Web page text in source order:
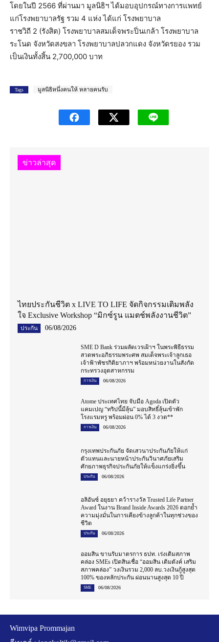
โดยในปี 2566 ที่ผ่านมา มูลนิธิฯ ได้มอบอุปกรณ์ทางการแพทย์
แก่โรงพยาบาลรัฐ รวม 4 แห่ง ได้แก่ โรงพยาบาล
ราชวิถี 2 (รังสิต) โรงพยาบาลสมเด็จพระปิ่นเกล้า โรงพยาบาล
ระโนด จังหวัดสงขลา โรงพยาบาลปลวกแดง จังหวัดรยอง รวม
เป็นเงินทั้งสิ้น 2,700,000 บาท
Tags มูลนิธิหนึ่งคนให้ หลายคนรับ
ข่าวล่าสุด
ไทยประกันชีวิต x LIVE TO LIFE จัดกิจกรรมเติมพลัง
ใจ Exclusive Workshop “มิกซ์รูน แมตช์พลังงานชีวิต”
ประกัน 06/08/2026
SME D Bank ร่วมผลัดเวรเฝ้าฯ ในพระพิธีธรรม
สวดพระอภิธรรมพระศพ สมเด็จพระเจ้าลูกเธอ
เจ้าฟ้าพัชรกิติยาภาฯ พร้อมหน่วยงานในสังกัด
กระทรวงอุตสาหกรรม
การเงิน 06/08/2026
Atome ประเทศไทย จับมือ Agoda เปิดตัว
แคมเปญ “ทริปนี้มีลุ้น” มอบสิทธิ์ลุ้นเข้าพัก
โรงแรมหรู พร้อมผ่อน 0% ได้ 3 งวด**
การเงิน 06/08/2026
กรุงเทพประกันภัย จัดเสวนาประกันภัยให้แก่
ตัวแทนและนายหน้าประกันวินาศภัยเสริม
ศักยภาพธุรกิจประกันภัยให้แข็งแกร่งยิ่งขึ้น
ประกัน 06/08/2026
อลิอันซ์ อยุธยา คว้ารางวัล Trusted Life Partner
Award ในงาน Brand Inside Awards 2026 ตอกย้ำ
ความมุ่งมั่นในการเคียงข้างลูกค้าในทุกช่วงของ
ชีวิต
ประกัน 06/08/2026
ออมสิน ขานรับมาตรการ ธปท. เร่งเติมสภาพ
คล่อง SMEs เปิดสินเชื่อ “ออมสิน เติมตังค์ เสริม
สภาพคล่อง” วงเงินรวม 2,000 ลบ.วงเงินกู้สูงสุด
100% ของหลักประกัน ผ่อนนานสูงสุด 10 ปี
SME 06/08/2026
Wimvipa Prommajan